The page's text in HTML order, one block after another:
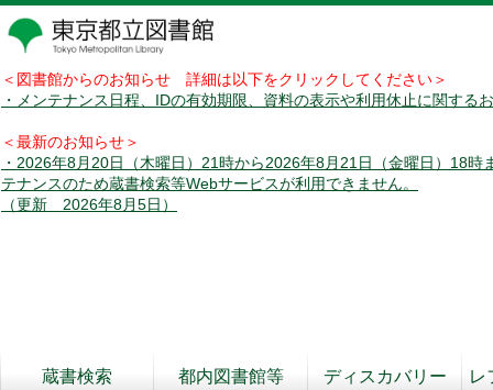
＜図書館からのお知らせ 詳細は以下をクリックしてください＞
・メンテナンス日程、IDの有効期限、資料の表示や利用休止に関する
＜最新のお知らせ＞
・2026年8月20日（木曜日）21時から2026年8月21日（金曜日）18時
テナンスのため蔵書検索等Webサービスが利用できません。
（更新 2026年8月5日）
蔵書検索
都内図書館等
ディスカバリー
レ